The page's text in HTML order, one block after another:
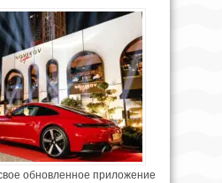
обновленное приложение